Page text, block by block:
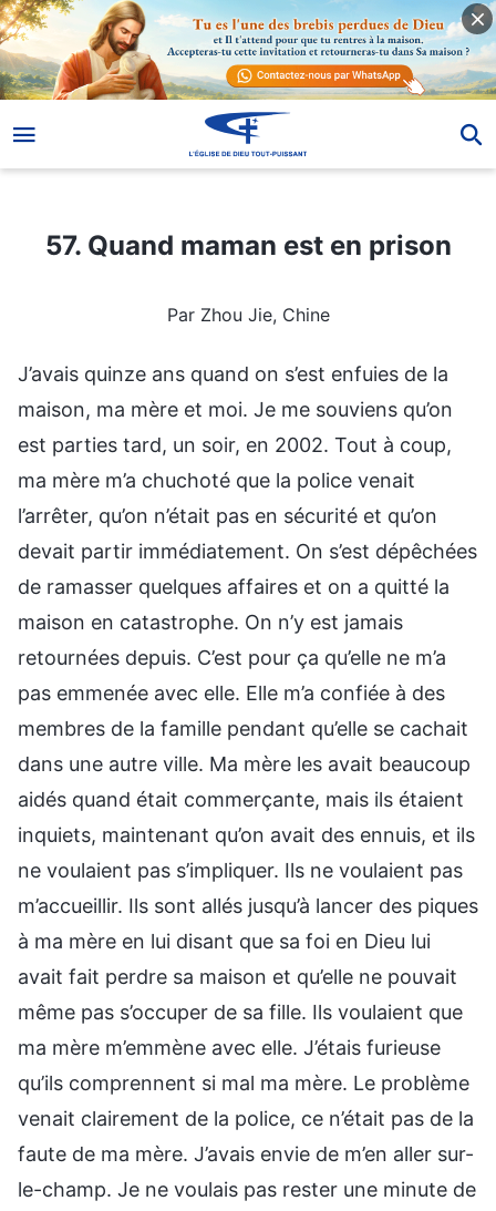
57. Quand maman est en prison
57. Quand maman est en prison
Par Zhou Jie, Chine
J’avais quinze ans quand on s’est enfuies de la
maison, ma mère et moi. Je me souviens qu’on
est parties tard, un soir, en 2002. Tout à coup,
ma mère m’a chuchoté que la police venait
l’arrêter, qu’on n’était pas en sécurité et qu’on
devait partir immédiatement. On s’est dépêchées
de ramasser quelques affaires et on a quitté la
maison en catastrophe. On n’y est jamais
retournées depuis. C’est pour ça qu’elle ne m’a
pas emmenée avec elle. Elle m’a confiée à des
membres de la famille pendant qu’elle se cachait
dans une autre ville. Ma mère les avait beaucoup
aidés quand était commerçante, mais ils étaient
inquiets, maintenant qu’on avait des ennuis, et ils
ne voulaient pas s’impliquer. Ils ne voulaient pas
m’accueillir. Ils sont allés jusqu’à lancer des piques
à ma mère en lui disant que sa foi en Dieu lui
avait fait perdre sa maison et qu’elle ne pouvait
même pas s’occuper de sa fille. Ils voulaient que
ma mère m’emmène avec elle. J’étais furieuse
qu’ils comprennent si mal ma mère. Le problème
venait clairement de la police, ce n’était pas de la
faute de ma mère. J’avais envie de m’en aller sur-
le-champ. Je ne voulais pas rester une minute de